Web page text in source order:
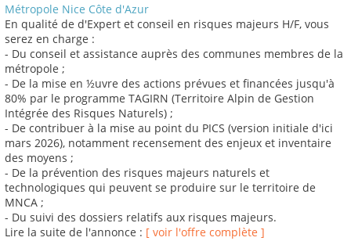
Métropole Nice Côte d'Azur
En qualité de d'Expert et conseil en risques majeurs H/F, vous
serez en charge :
- Du conseil et assistance auprès des communes membres de la
métropole ;
- De la mise en ½uvre des actions prévues et financées jusqu'à
80% par le programme TAGIRN (Territoire Alpin de Gestion
Intégrée des Risques Naturels) ;
- De contribuer à la mise au point du PICS (version initiale d'ici
mars 2026), notamment recensement des enjeux et inventaire
des moyens ;
- De la prévention des risques majeurs naturels et
technologiques qui peuvent se produire sur le territoire de
MNCA ;
- Du suivi des dossiers relatifs aux risques majeurs.
Lire la suite de l'annonce : [ voir l'offre complète ]